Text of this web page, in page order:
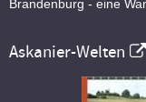
Brandenburg - eine
Askanier-Welten